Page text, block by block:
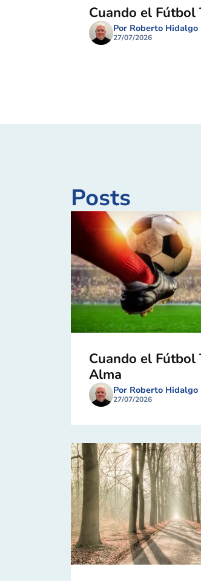
Cuando el Fútbol
Por Roberto Hidalgo
27/07/2026
Posts
Cuando el Fútbol
Alma
Por Roberto Hidalgo
27/07/2026